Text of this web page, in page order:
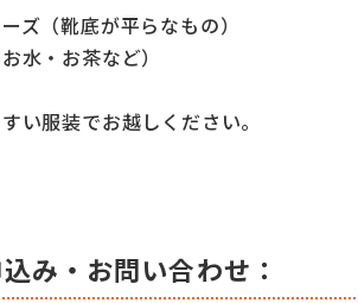
ズ（靴底が平らなもの）
水・お茶など）
い服装でお越しください。
み・お問い合わせ：